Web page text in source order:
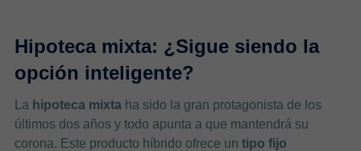
Hipoteca mixta: ¿Sigue siendo la
opción inteligente?
La hipoteca mixtaha sido la gran protagonista de los
últimos dos años y todo apunta a que mantendrá su
corona. Este producto híbrido ofrece un tipo fijo